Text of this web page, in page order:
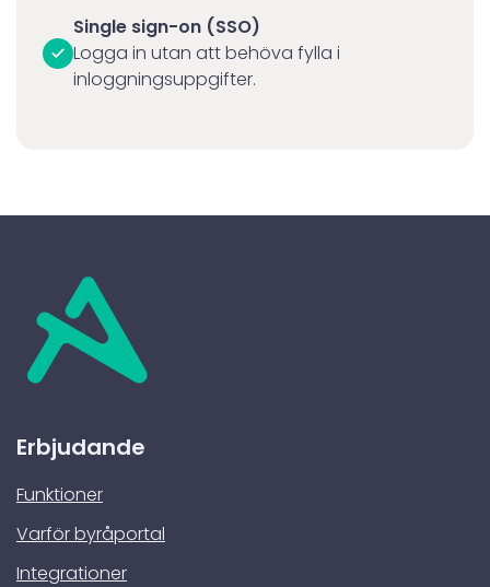
Single sign-on (SSO)
Logga in utan att behöva fylla i
inloggningsuppgifter.
Erbjudande
Funktioner
Varför byråportal
Integrationer